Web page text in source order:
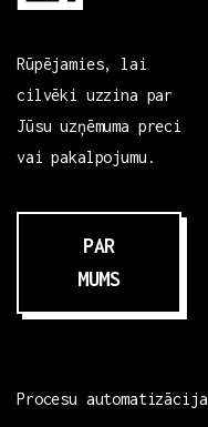
Rūpējamies, lai
cilvēki uzzina par
Jūsu uzņēmuma preci
vai pakalpojumu.
PAR
MUMS
Procesu automatizācija